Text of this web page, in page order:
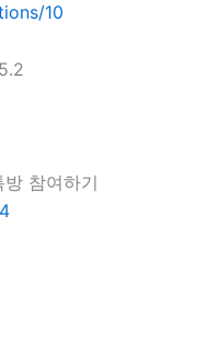
10
참여하기